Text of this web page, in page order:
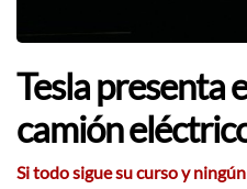
Tesla presenta
camión
Si todo sigue su curso y